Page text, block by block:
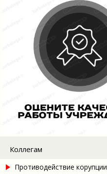
Коллегам
Противодействие корупции